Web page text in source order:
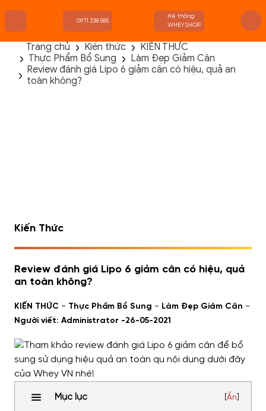
TRANG CHỦ
FLASH SALE
0971.338.585
Hệ thống
WHEYSHOP
Trang chủ Kiến thức
KIẾN THỨC
Thực Phẩm Bổ Sung
Làm Đẹp Giảm Cân
Review đánh giá Lipo 6 giảm cân có hiệu, quả an
toàn không?
Kiến Thức
Review đánh giá Lipo 6 giảm cân có hiệu, quả
an toàn không?
KIẾN THỨC - Thực Phẩm Bổ Sung - Làm Đẹp Giảm Cân -
Người viết: Administrator -26-05-2021
Mục lục Ẩn